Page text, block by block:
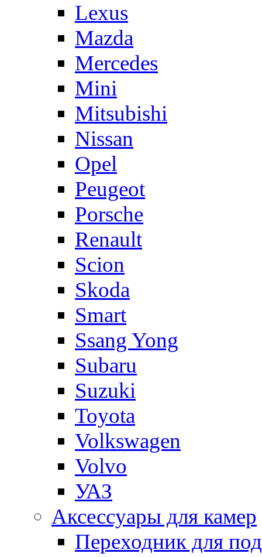
Lexus
Mazda
Mercedes
Mini
Mitsubishi
Nissan
Opel
Peugeot
Porsche
Renault
Scion
Skoda
Smart
Ssang Yong
Subaru
Suzuki
Toyota
Volkswagen
Volvo
УАЗ
Аксессуары для камер
Переходник для